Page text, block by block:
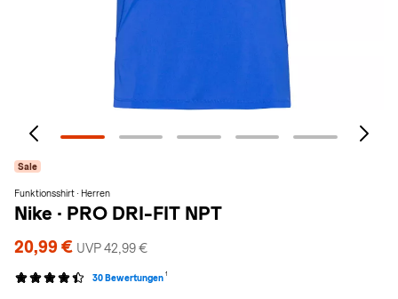
Sale
Funktionsshirt · Herren
Nike · PRO DRI-FIT NPT
20,99 € UVP 42,99 €
30 Bewertungen 1